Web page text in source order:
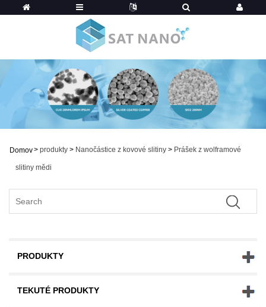
Domov> produkty > Nanočástice z kovové slitiny > Prášek z wolframové
slitiny mědi
PRODUKTY
TEKUTÉ PRODUKTY